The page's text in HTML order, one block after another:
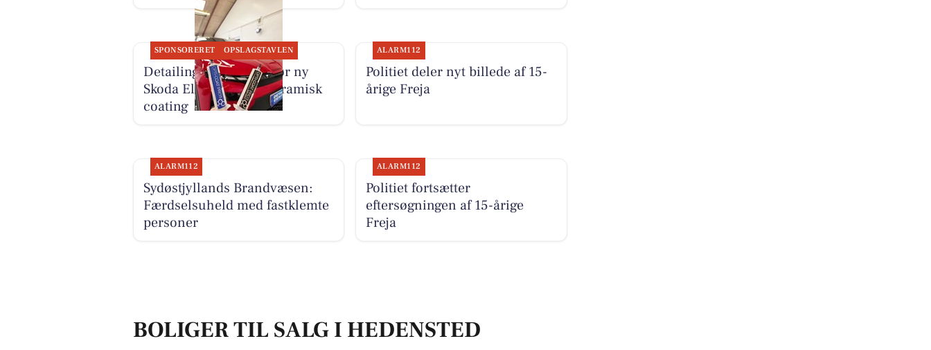
SPONSORERET OPSLAGSTAVLEN
Detailing Center klargør ny
Skoda Elroq RS med keramisk
coating
ALARM112
Politiet deler nyt billede af 15-
årige Freja
ALARM112
Sydøstjyllands Brandvæsen:
Færdselsuheld med fastklemte
personer
ALARM112
Politiet fortsætter
eftersøgningen af 15-årige
Freja
BOLIGER TIL SALG I HEDENSTED